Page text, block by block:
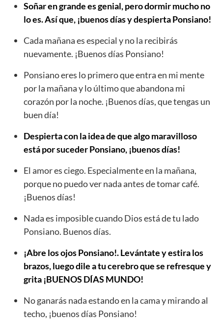
Soñar en grande es genial, pero dormir mucho no
lo es. Así que, ¡buenos días y despierta Ponsiano!
Cada mañana es especial y no la recibirás
nuevamente. ¡Buenos días Ponsiano!
Ponsiano eres lo primero que entra en mi mente
por la mañana y lo último que abandona mi
corazón por la noche. ¡Buenos días, que tengas un
buen día!
Despierta con la idea de que algo maravilloso
está por suceder Ponsiano, ¡buenos días!
El amor es ciego. Especialmente en la mañana,
porque no puedo ver nada antes de tomar café.
¡Buenos días!
Nada es imposible cuando Dios está de tu lado
Ponsiano. Buenos días.
¡Abre los ojos Ponsiano!. Levántate y estira los
brazos, luego dile a tu cerebro que se refresque y
grita ¡BUENOS DÍAS MUNDO!
No ganarás nada estando en la cama y mirando al
techo, ¡buenos días Ponsiano!